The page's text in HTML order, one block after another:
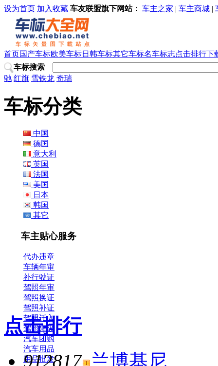
设为首页 加入收藏 车友联盟旗下网站： 车主之家 | 车主商城 |
首页国产车标欧美车标日韩车标其它车标名车标志点击排行下
车标搜索
驰 红旗 雪铁龙 奇瑞
车标分类
中国
德国
意大利
英国
法国
美国
日本
韩国
其它
车主贴心服务
代办违章
车辆年审
补行驶证
驾照年审
驾照换证
驾照补证
驾照迁入
驾照降级
汽车团购
汽车用品
用品批发
点击排行
912817 兰博基尼